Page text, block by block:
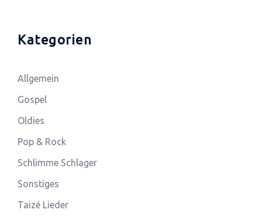
Kategorien
Allgemein
Gospel
Oldies
Pop & Rock
Schlimme Schlager
Sonstiges
Taizé Lieder